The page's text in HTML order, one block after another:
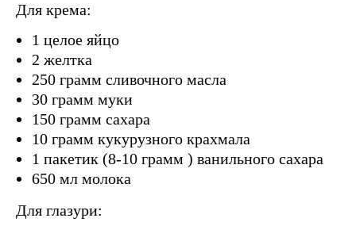
Для крема:
1 целое яйцо
2 желтка
250 грамм сливочного масла
30 грамм муки
150 грамм сахара
10 грамм кукурузного крахмала
1 пакетик (8-10 грамм ) ванильного сахара
650 мл молока
Для глазури: